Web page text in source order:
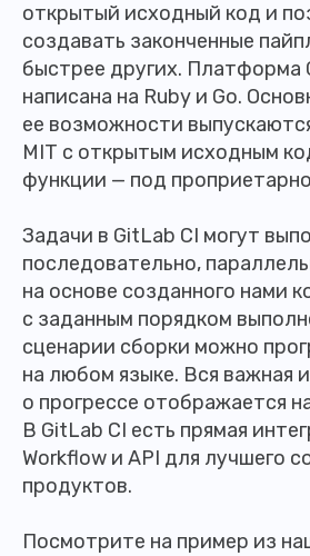
открытый исходный код и
создавать законченные
быстрее других. Платформа
написана на Ruby и Go.
ее возможности
MIT с открытым исходным
функции — под
Задачи в GitLab CI могут
последовательно,
на основе созданного нами
с заданным порядком
сценарии сборки можно
на любом языке. Вся важная
о прогрессе отображается
В GitLab CI есть прямая
Workflow и API для лучшего
продуктов.
Посмотрите на пример из